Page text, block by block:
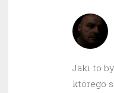
Jaki to
którego